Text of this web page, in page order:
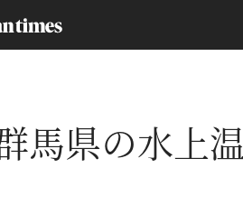
馬県の水上温